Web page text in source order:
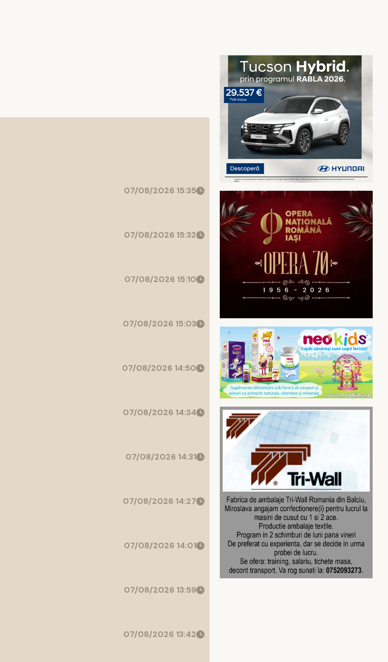
07/08/2026 15:35
07/08/2026 15:32
07/08/2026 15:10
07/08/2026 15:03
07/08/2026 14:50
07/08/2026 14:34
07/08/2026 14:31
07/08/2026 14:27
07/08/2026 14:01
07/08/2026 13:59
07/08/2026 13:42